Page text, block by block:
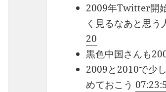
2009年Twitter開
く見るなあと思
20
黒色中国さんも
2009と2010で少
めておこう